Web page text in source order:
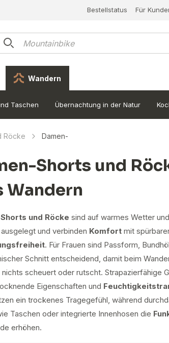
Bestellstatus Für
Wandern
Taschen Übernachtung in der Natur
Röcke Damen-
Shorts und
Wandern
und Röcke sind auf warmes Wetter
und verbinden Komfort mit
. Für Frauen sind Passform,
Schnitt entscheidend, damit beim
nichts scheuert oder rutscht. Strapazierfähige
Eigenschaften und
ein trockenes Tragegefühl, während
Taschen oder integrierte Innenhosen die
erhöhen.